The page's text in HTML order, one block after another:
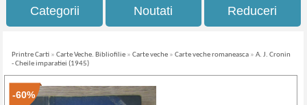
Categorii Noutati Reduceri
Printre Carti »Carte Veche. Bibliofilie »Carte veche »Carte veche romaneasca »A. J. Cronin
- Cheile imparatiei (1945)
-60%